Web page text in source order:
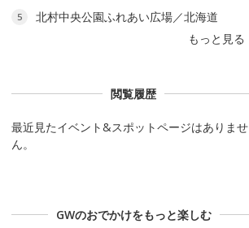
5
北村中央公園ふれあい広場／北海道
もっと見る
閲覧履歴
最近見たイベント&スポットページはありませ
ん。
GWのおでかけをもっと楽しむ